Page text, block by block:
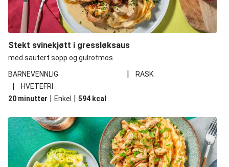
Stekt svinekjøtt i gressløksaus
med sautert sopp og gulrotmos
BARNEVENNLIG
| RASK
|
HVETEFRI
20 minutter | Enkel | 594 kcal